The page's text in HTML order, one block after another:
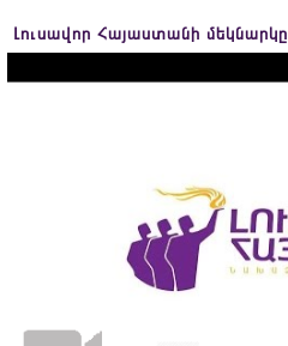
Լուսավոր Հայաստանի մեկնարկը